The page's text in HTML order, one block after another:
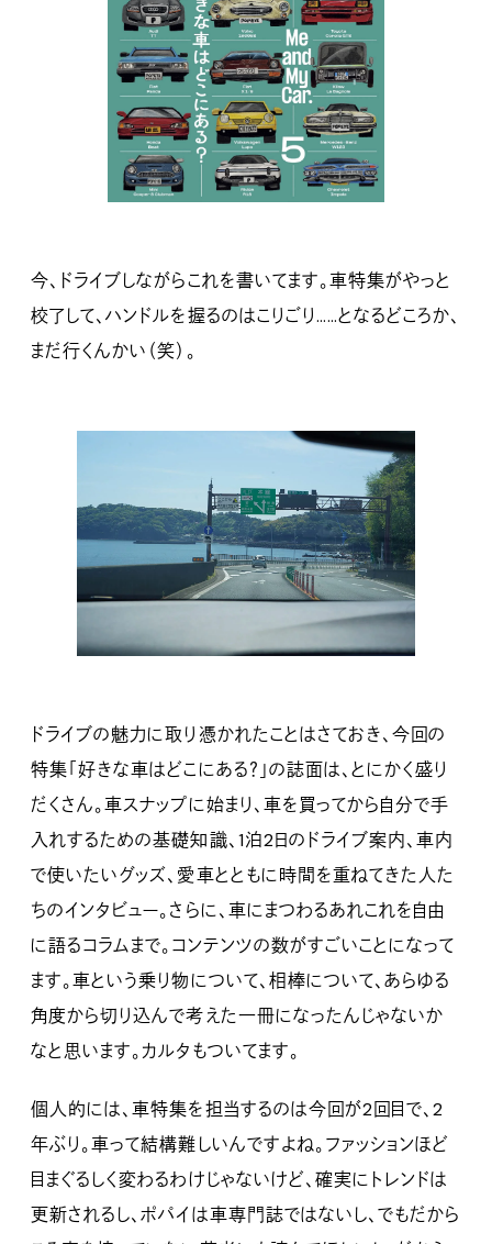
今、ドライブしながらこれを書いてます。車特集がやっと
校了して、ハンドルを握るのはこりごり……となるどころか、
まだ行くんかい（笑）。
ドライブの魅力に取り憑かれたことはさておき、今回の
特集「好きな車はどこにある？」の誌面は、とにかく盛り
だくさん。車スナップに始まり、車を買ってから自分で手
入れするための基礎知識、1泊2日のドライブ案内、車内
で使いたいグッズ、愛車とともに時間を重ねてきた人た
ちのインタビュー。さらに、車にまつわるあれこれを自由
に語るコラムまで。コンテンツの数がすごいことになって
ます。車という乗り物について、相棒について、あらゆる
角度から切り込んで考えた一冊になったんじゃないか
なと思います。カルタもついてます。
個人的には、車特集を担当するのは今回が2回目で、2
年ぶり。車って結構難しいんですよね。ファッションほど
目まぐるしく変わるわけじゃないけど、確実にトレンドは
更新されるし、ポパイは車専門誌ではないし、でもだから